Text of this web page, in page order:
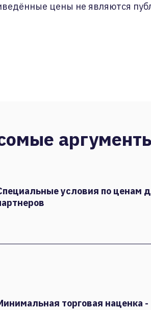
цены не являются
условия по ценам
торговая наценка